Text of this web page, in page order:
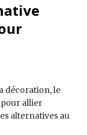
décoration, le
allier
alternatives au